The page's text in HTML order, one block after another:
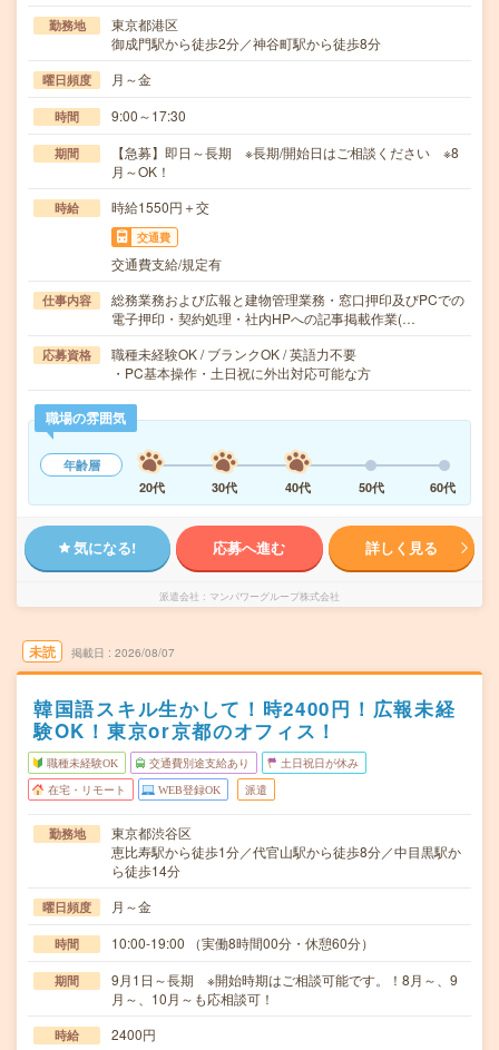
勤務地
東京都港区
御成門駅から徒歩2分／神谷町駅から徒歩8分
曜日頻度 月～金
時間 9:00～17:30
期間
【急募】即日～長期 ※長期/開始日はご相談ください ※8
月～OK！
時給 時給1550円＋交
交通費
交通費支給/規定有
仕事内容
総務業務および広報と建物管理業務・窓口押印及びPCでの
電子押印・契約処理・社内HPへの記事掲載作業(…
応募資格
職種未経験OK / ブランクOK / 英語力不要
・PC基本操作・土日祝に外出対応可能な方
職場の雰囲気
年齢層
20代
30代 40代 50代 60代
気になる! 応募へ進む 詳しく見る
派遣会社 マンパワーグループ株式会社
未読 掲載日 2026/08/07
韓国語スキル生かして！時2400円！広報未経
験OK！東京or京都のオフィス！
職種未経験OK 交通費別途支給あり 土日祝日が休み
在宅・リモート WEB登録OK 派遣
勤務地
東京都渋谷区
恵比寿駅から徒歩1分／代官山駅から徒歩8分／中目黒駅か
ら徒歩14分
曜日頻度 月～金
時間 10:00-19:00 （実働8時間00分・休憩60分）
期間
9月1日～長期 ※開始時期はご相談可能です。！8月～、9
月～、10月～も応相談可！
時給 2400円